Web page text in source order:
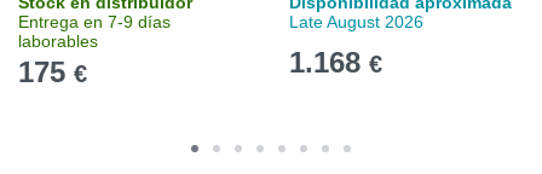
Entrega en 7-9 días
laborables
175 €
Late August 2026
1.168 €